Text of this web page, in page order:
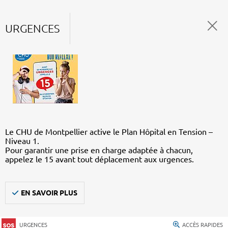
URGENCES
Le CHU de Montpellier active le Plan Hôpital en Tension –
Niveau 1.
Pour garantir une prise en charge adaptée à chacun,
appelez le 15 avant tout déplacement aux urgences.
EN SAVOIR PLUS
URGENCES ACCÈS RAPIDES